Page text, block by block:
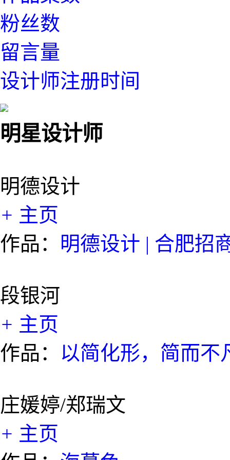
粉丝数
留言量
设计师注册时间
明星设计师
明德设计
+ 主页
作品： 明德设计 | 合肥招
段银河
+ 主页
作品： 以简化形，简而不
庄媛婷/郑瑞文
+ 主页